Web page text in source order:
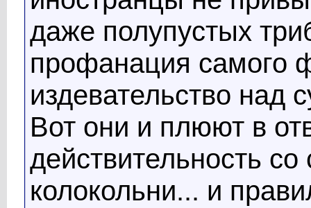
даже полупустых
профанация самого
издевательство над
Вот они и плюют в
действительность
колокольни... и